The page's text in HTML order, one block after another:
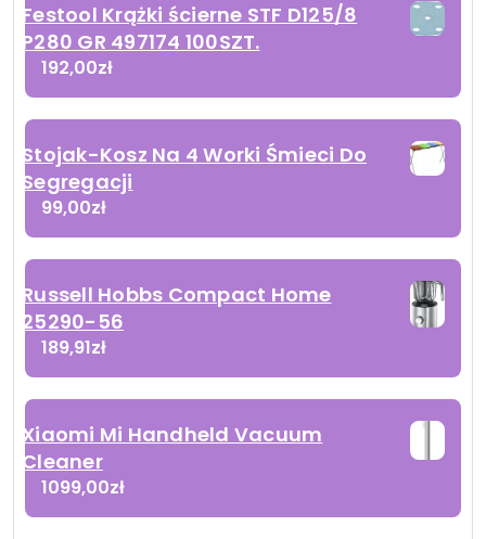
Festool Krążki ścierne STF D125/8
P280 GR 497174 100SZT.
192,00zł
Stojak-Kosz Na 4 Worki Śmieci Do
Segregacji
99,00zł
Russell Hobbs Compact Home
25290-56
189,91zł
Xiaomi Mi Handheld Vacuum
Cleaner
1099,00zł